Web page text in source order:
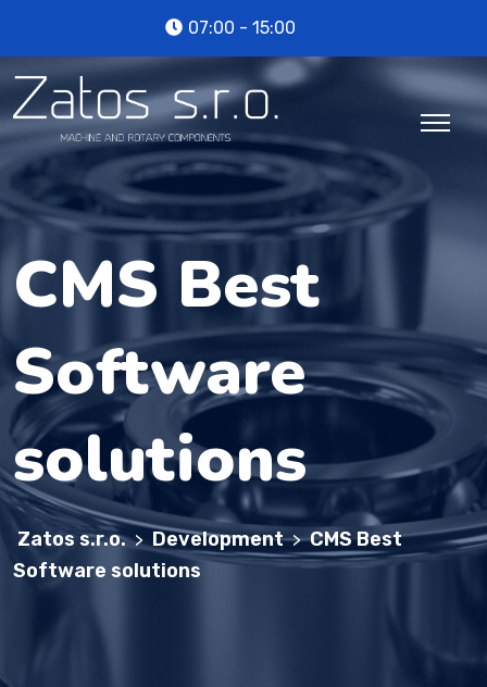
07:00 - 15:00
CMS Best
Software
solutions
Zatos s.r.o. > Development > CMS Best
Software solutions